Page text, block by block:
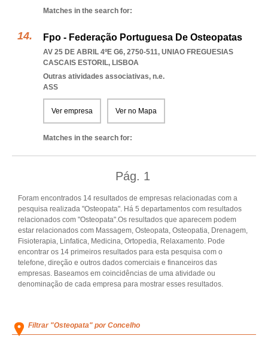
Matches in the search for:
Fpo - Federação Portuguesa De Osteopatas
AV 25 DE ABRIL 4ºE G6, 2750-511, UNIAO FREGUESIAS
CASCAIS ESTORIL, LISBOA
Outras atividades associativas, n.e.
ASS
Ver empresa Ver no Mapa
Matches in the search for:
Pág. 1
Foram encontrados 14 resultados de empresas relacionadas com a
pesquisa realizada "Osteopata". Há 5 departamentos com resultados
relacionados com "Osteopata".Os resultados que aparecem podem
estar relacionados com Massagem, Osteopata, Osteopatia, Drenagem,
Fisioterapia, Linfatica, Medicina, Ortopedia, Relaxamento. Pode
encontrar os 14 primeiros resultados para esta pesquisa com o
telefone, direção e outros dados comerciais e financeiros das
empresas. Baseamos em coincidências de uma atividade ou
denominação de cada empresa para mostrar esses resultados.
Filtrar "Osteopata" por Concelho